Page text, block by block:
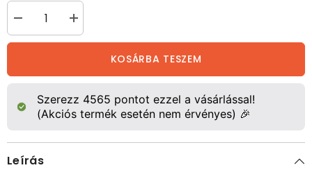
Nyeregtartó
fémszekrény
mennyiségének
Nyeregtartó
fémszekrény
mennyiségének
KOSÁRBA TESZEM
Szerezz 4565 pontot ezzel a vásárlással!
(Akciós termék esetén nem érvényes) 🎉
Leírás